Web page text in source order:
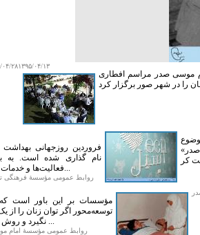
لبنان، سال ۱۹۷۵
۱۳۹۵/
موسی صدر مراسم افطاری
۱۳۹۵/۰۴/۱۳
نام گذاری شده است. به
فعالیت‌ها و خدمات سلامتی موس...
روابط عمومی مؤسسۀ فرهنگی
مؤسسات بر این باور است
توسعه‌محور اگر توان زنان را از
نگیرد و روش و فرهنگ و ...
روابط عمومی مؤسسۀ امام